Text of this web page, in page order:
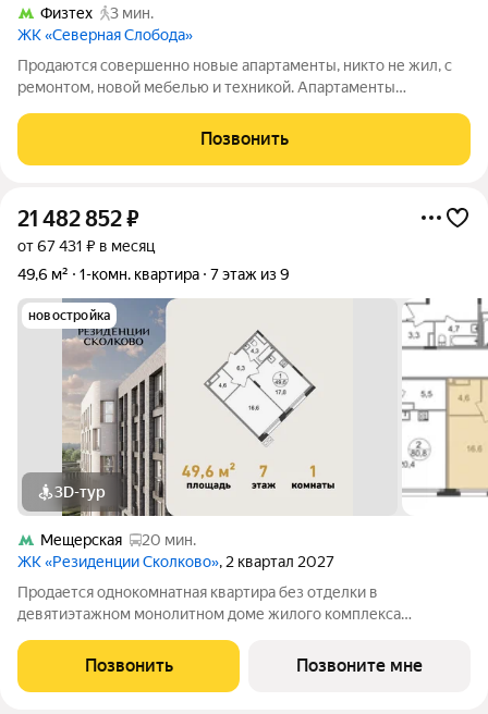
Физтех
3 мин.
ЖК «Северная Слобода»
Продаются совершенно новые апартаменты, никто не жил, с
ремонтом, новой мебелью и техникой. Апартаменты
относится к огороженному и охраняемому коттеджному
поселку бизнес-класса Северная Слобода.
Позвонить
21 482 852₽
от 67 431 ₽ в месяц
49,6 м²
1-комн. квартира 7 этаж из 9
новостройка
3D-тур
Мещерская
20 мин.
ЖК «Резиденции Сколково», 2 квартал 2027
Продается однокомнатная квартира без отделки в
девятиэтажном монолитном доме жилого комплекса
этаж 7 из 9. Срок сдачи - 2 квартал 2027 года. ТОЛЬКО ДО 31
АВГУСТА выгодные условия на
Позвонить Позвоните мне